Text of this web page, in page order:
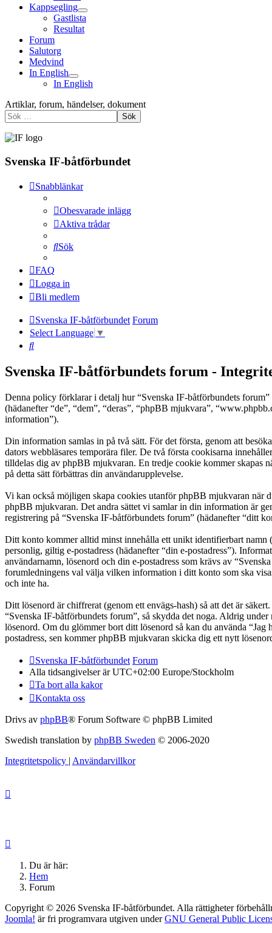
Kappsegling
Gastlista
Resultat
Forum
Salutorg
Medvind
In English
In English
Artiklar, forum, händelser, dokument
Sök
Svenska IF-båtförbundet
Snabblänkar
Obesvarade inlägg
Aktiva trådar
Sök
FAQ
Logga in
Bli medlem
Svenska IF-båtförbundet Forum
Select Language ▼
Sök
Svenska IF-båtförbundets forum -
Denna policy förklarar i detalj hur “Svenska IF-båtförbundets
(hädanefter “de”, “dem”, “deras”, “phpBB mjukvara”,
information”).
Din information samlas in på två sätt. För det första, genom att
dators webbläsares temporära filer. De två första cookisarna
tilldelas dig av phpBB mjukvaran. En tredje cookie kommer skapas
på detta sätt förbättras din användarupplevelse.
Vi kan också möjligen skapa cookies utanför phpBB mjukvaran när
phpBB mjukvaran. Det andra sättet vi samlar in din information är
registrering på “Svenska IF-båtförbundets forum” (hädanefter “ditt
Ditt konto kommer alltid minst innehålla ett unikt identifierbart namn
personlig, giltig e-postadress (hädanefter “din e-postadress”).
användarnamn, lösenord och din e-postadress som krävs av
forumledningens val välja vilken information i ditt konto som ska
och inte ha.
Ditt lösenord är chiffrerat (genom ett envägs-hash) så att det är
“Svenska IF-båtförbundets forum”, så skydda det noga. Aldrig
lösenord. Om du glömmer bort ditt lösenord så kan du använda
postadress, sen kommer phpBB mjukvaran skicka dig ett nytt
Svenska IF-båtförbundet Forum
Alla tidsangivelser är UTC+02:00 Europe/Stockholm
Ta bort alla kakor
Kontakta oss
Drivs av phpBB® Forum Software © phpBB Limited
Swedish translation by phpBB Sweden © 2006-2020
Integritetspolicy | Användarvillkor
Du är här:
Hem
Forum
Copyright © 2026 Svenska IF-båtförbundet. Alla rättigheter
Joomla! är fri programvara utgiven underGNU General Public